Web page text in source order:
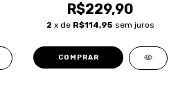
R$229,90
2 x de R$114,95 sem juros
COMPRAR